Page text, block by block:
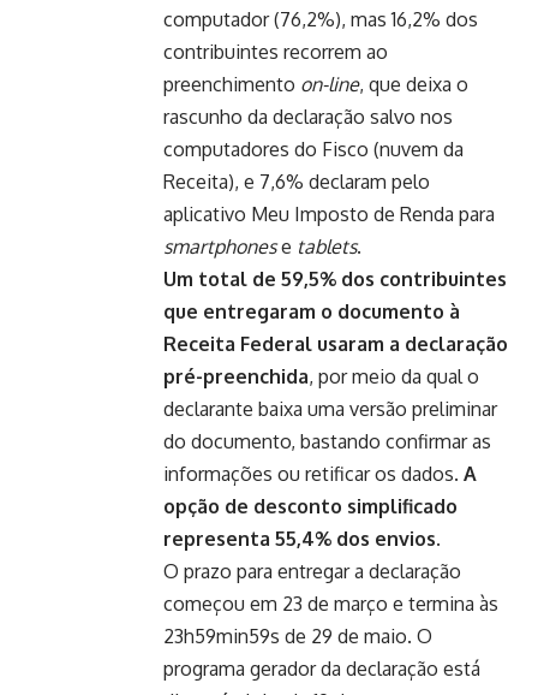
computador (76,2%), mas 16,2% dos
contribuintes recorrem ao
preenchimento on-line, que deixa o
rascunho da declaração salvo nos
computadores do Fisco (nuvem da
Receita), e 7,6% declaram pelo
aplicativo Meu Imposto de Renda para
smartphonese tablets.
Um total de 59,5% dos contribuintes
que entregaram o documento à
Receita Federal usaram a declaração
pré-preenchida, por meio da qual o
declarante baixa uma versão preliminar
do documento, bastando confirmar as
informações ou retificar os dados. A
opção de desconto simplificado
representa 55,4% dos envios.
O prazo para entregar a declaração
começou em 23 de março e termina às
23h59min59s de 29 de maio. O
programa gerador da declaração está